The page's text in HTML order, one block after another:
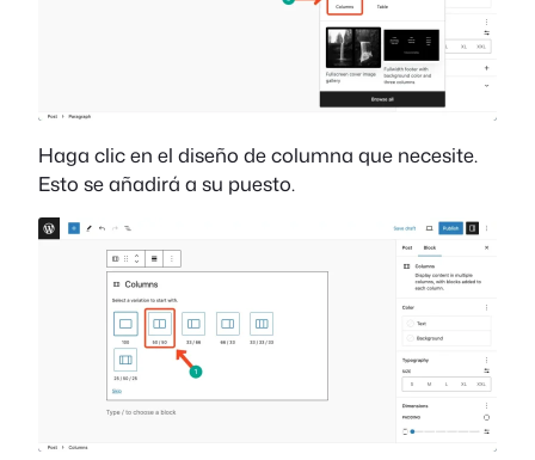
Haga clic en el diseño de columna que necesite.
Esto se añadirá a su puesto.